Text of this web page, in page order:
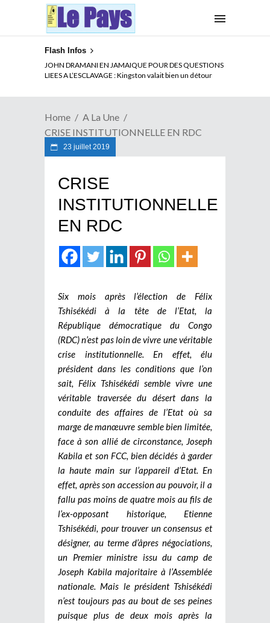
Flash Infos
JOHN DRAMANI EN JAMAIQUE POUR DES QUESTIONS
LIEES A L’ESCLAVAGE : Kingston valait bien un détour
ELECTION DE TALON A LA TETE DU SENAT BENINOIS :
Quand Patrice quitte le pouvoir sans partir !
Home
A La Une
CRISE INSTITUTIONNELLE EN RDC
23 juillet 2019
CRISE
INSTITUTIONNELLE
EN RDC
Six mois après l’élection de Félix
Tshisékédi à la tête de l’Etat, la
République démocratique du Congo
(RDC) n’est pas loin de vivre une véritable
crise institutionnelle. En effet, élu
président dans les conditions que l’on
sait, Félix Tshisékédi semble vivre une
véritable traversée du désert dans la
conduite des affaires de l’Etat où sa
marge de manœuvre semble bien limitée,
face à son allié de circonstance, Joseph
Kabila et son FCC, bien décidés à garder
la haute main sur l’appareil d’Etat. En
effet, après son accession au pouvoir, il a
fallu pas moins de quatre mois au fils de
l’ex-opposant historique, Etienne
Tshisékédi, pour trouver un consensus et
désigner, au terme d’âpres négociations,
un Premier ministre issu du camp de
Joseph Kabila majoritaire à l’Assemblée
nationale. Mais le président Tshisékédi
n’est toujours pas au bout de ses peines
puisque plus de deux mois après la